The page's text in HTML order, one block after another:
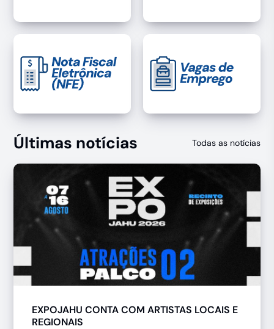
Últimas notícias Todas as notícias
EXPOJAHU CONTA COM ARTISTAS LOCAIS E
REGIONAIS